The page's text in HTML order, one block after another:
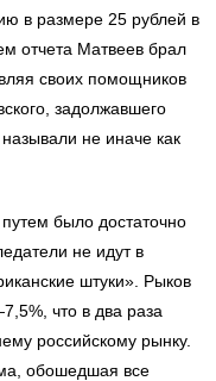
в размере 25 рублей в
отчета Матвеев брал
своих помощников
задолжавшего
не иначе как
было достаточно
не идут в
штуки». Рыков
что в два раза
российскому рынку.
обошедшая все